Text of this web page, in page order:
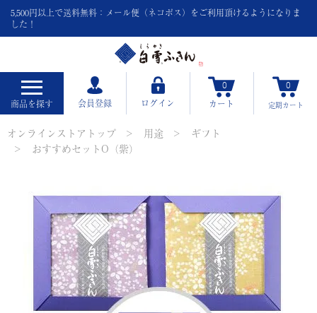
5,500円以上で送料無料：メール便（ネコポス）をご利用頂けるようになりま
した！
商品を探す 会員登録 ログイン
0
カート
0
定期カート
オンラインストアトップ 用途
ギフト
おすすめセットO（紫）